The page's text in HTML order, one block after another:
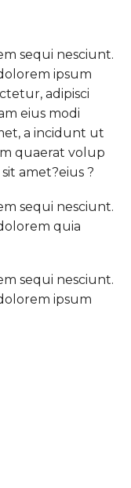
sequi nesciunt.
ipsum
adipisci
eius modi
a incidunt ut
quaerat volup
amet?eius ?
sequi nesciunt.
quia
sequi nesciunt.
ipsum